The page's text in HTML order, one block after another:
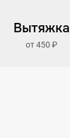
Вытяжка
от 450 ₽